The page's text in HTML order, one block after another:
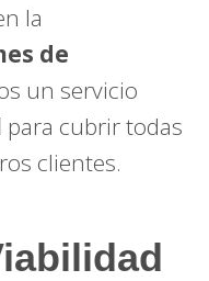
la
de
un servicio
para cubrir todas
clientes.